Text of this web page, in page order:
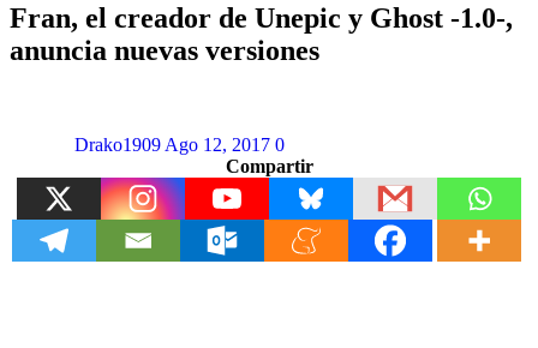
Fran, el creador de Unepic y Ghost -1.0-,
anuncia nuevas versiones
Drako1909 Ago 12, 2017 0
Compartir